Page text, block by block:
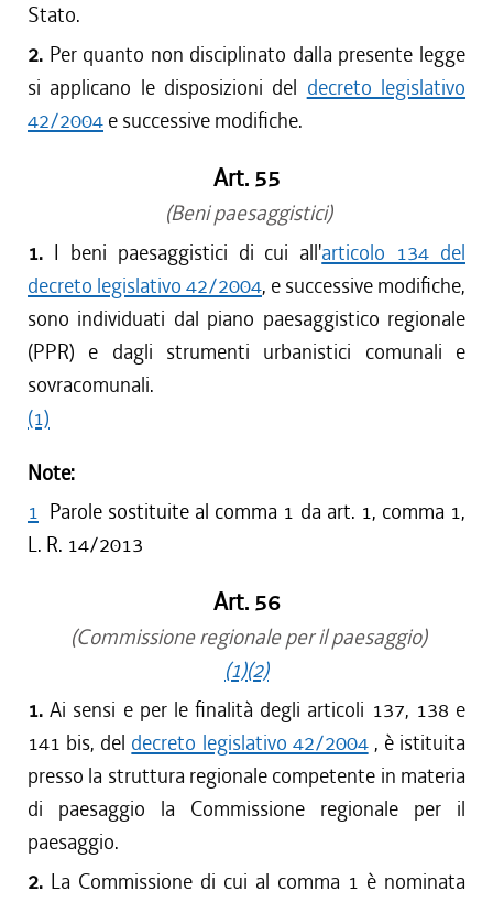
Stato.
2. Per quanto non disciplinato dalla presente legge
si applicano le disposizioni del decreto legislativo
42/2004 e successive modifiche.
Art. 55
(Beni paesaggistici)
1. I beni paesaggistici di cui all'articolo 134 del
decreto legislativo 42/2004, e successive modifiche,
sono individuati dal piano paesaggistico regionale
(PPR) e dagli strumenti urbanistici comunali e
sovracomunali.
(1)
Note:
1 Parole sostituite al comma 1 da art. 1, comma 1,
L. R. 14/2013
Art. 56
(Commissione regionale per il paesaggio)
(1)(2)
1.Ai sensi e per le finalità degli articoli 137, 138 e
141 bis, del decreto legislativo 42/2004, è istituita
presso la struttura regionale competente in materia
di paesaggio la Commissione regionale per il
paesaggio.
2. La Commissione di cui al comma 1 è nominata